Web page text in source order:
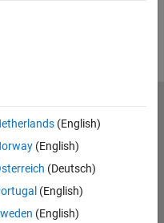
(English)
(English)
(Deutsch)
(English)
(English)
Contacts locaux